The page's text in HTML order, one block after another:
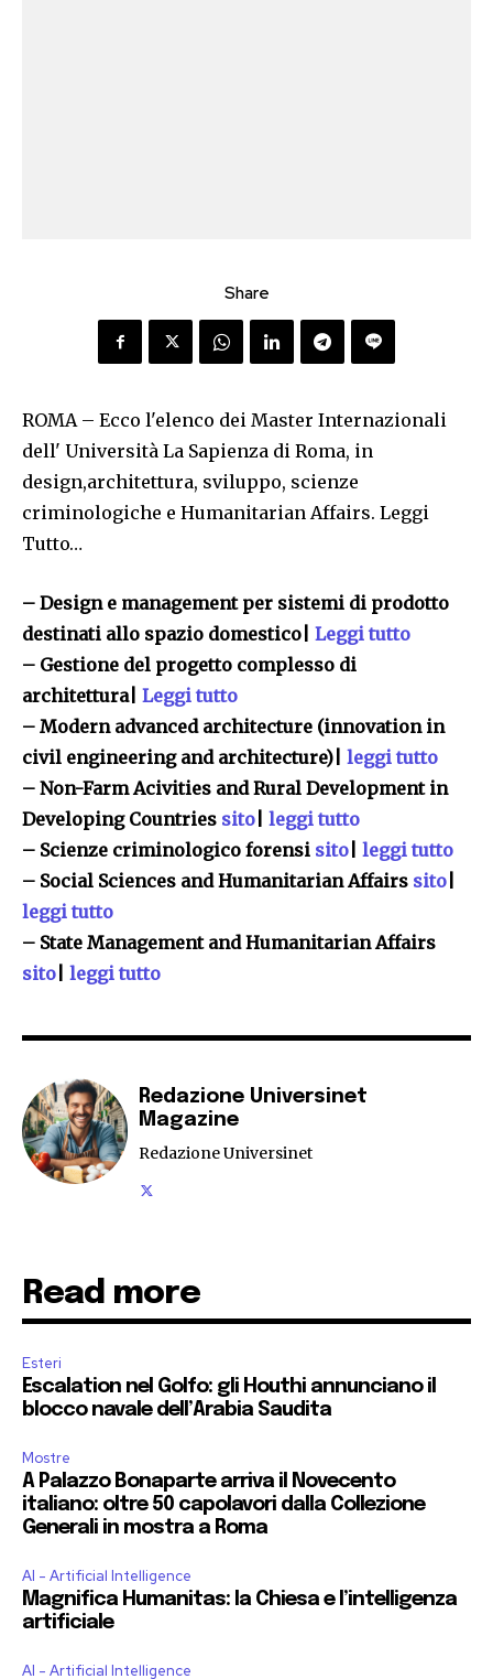
Share
ROMA – Ecco l'elenco dei Master Internazionali
dell' Università La Sapienza di Roma, in
design,architettura, sviluppo, scienze
criminologiche e Humanitarian Affairs. Leggi
Tutto…
– Design e management per sistemi di prodotto
destinati allo spazio domestico| Leggi tutto
– Gestione del progetto complesso di
architettura| Leggi tutto
– Modern advanced architecture (innovation in
civil engineering and architecture)| leggi tutto
– Non-Farm Acivities and Rural Development in
Developing Countries sito leggi tutto
– Scienze criminologico forensi sito leggi tutto
– Social Sciences and Humanitarian Affairs sito
leggi tutto
– State Management and Humanitarian Affairs
sito leggi tutto
Redazione Universinet
Magazine
Redazione Universinet
Read more
Esteri
Escalation nel Golfo: gli Houthi annunciano il
blocco navale dell’Arabia Saudita
Mostre
A Palazzo Bonaparte arriva il Novecento
italiano: oltre 50 capolavori dalla Collezione
Generali in mostra a Roma
AI - Artificial Intelligence
Magnifica Humanitas: la Chiesa e l’intelligenza
artificiale
AI - Artificial Intelligence